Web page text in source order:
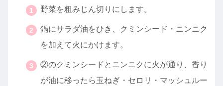
野菜を粗みじん切りにします。
鍋にサラダ油をひき、クミンシード・ニンニク
を加えて火にかけます。
②のクミンシードとニンニクに火が通り、香り
が油に移ったら玉ねぎ・セロリ・マッシュルー